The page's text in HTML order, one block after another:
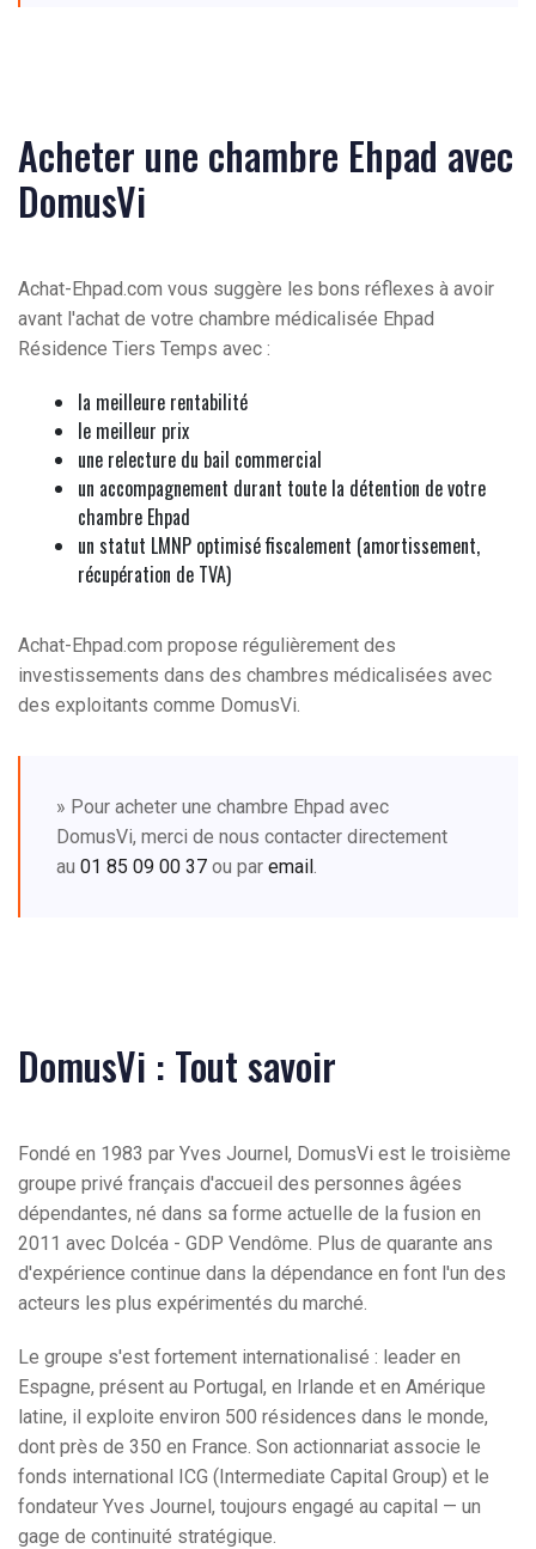
Acheter une chambre Ehpad avec
DomusVi
Achat-Ehpad.com vous suggère les bons réflexes à avoir
avant l'achat de votre chambre médicalisée Ehpad
Résidence Tiers Temps avec :
la meilleure rentabilité
le meilleur prix
une relecture du bail commercial
un accompagnement durant toute la détention de votre
chambre Ehpad
un statut LMNP optimisé fiscalement (amortissement,
récupération de TVA)
Achat-Ehpad.com propose régulièrement des
investissements dans des chambres médicalisées avec
des exploitants comme DomusVi.
» Pour acheter une chambre Ehpad avec
DomusVi, merci de nous contacter directement
au 01 85 09 00 37 ou par email
DomusVi : Tout savoir
Fondé en 1983 par Yves Journel, DomusVi est le troisième
groupe privé français d'accueil des personnes âgées
dépendantes, né dans sa forme actuelle de la fusion en
2011 avec Dolcéa - GDP Vendôme. Plus de quarante ans
d'expérience continue dans la dépendance en font l'un des
acteurs les plus expérimentés du marché.
Le groupe s'est fortement internationalisé : leader en
Espagne, présent au Portugal, en Irlande et en Amérique
latine, il exploite environ 500 résidences dans le monde,
dont près de 350 en France. Son actionnariat associe le
fonds international ICG (Intermediate Capital Group) et le
fondateur Yves Journel, toujours engagé au capital — un
gage de continuité stratégique.